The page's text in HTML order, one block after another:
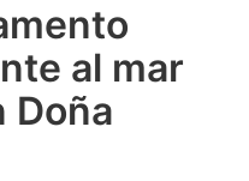
al mar
Doña